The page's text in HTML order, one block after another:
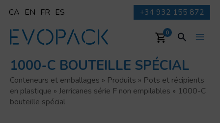
contenu
CA EN FR ES +34 932 155 872
0
1000-C BOUTEILLE SPÉCIAL
Conteneurs et emballages » Produits » Pots et récipients
en plastique » Jerricanes série F non empilables » 1000-C
bouteille spécial